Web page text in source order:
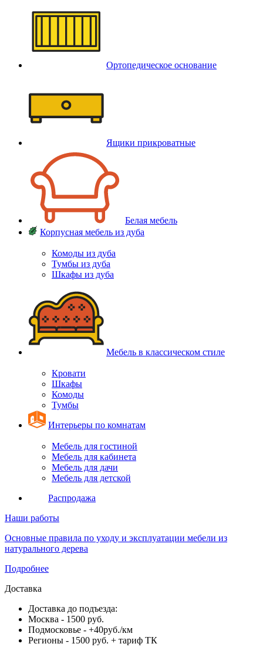
Ортопедическое основание
Ящики прикроватные
Белая мебель
Корпусная мебель из дуба
Комоды из дуба
Тумбы из дуба
Шкафы из дуба
Мебель в классическом стиле
Кровати
Шкафы
Комоды
Тумбы
Интерьеры по комнатам
Мебель для гостиной
Мебель для кабинета
Мебель для дачи
Мебель для детской
Распродажа
Наши работы
Основные правила по уходу и эксплуатации мебели из
натурального дерева
Подробнее
Доставка
Доставка до подъезда:
Москва - 1500 руб.
Подмосковье - +40руб./км
Регионы - 1500 руб. + тариф ТК